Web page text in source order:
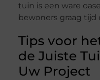
tuin is een ware
bewoners graag tijd
Tips voor
de Juiste
Uw Project